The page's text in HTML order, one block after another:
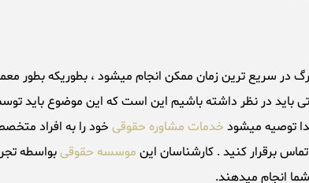
باید در نظر داشته باشیم این است که این موضوع باید
توصیه میشود خدمات مشاوره حقوقی خود را به افراد
تماس برقرار کنید . کارشناسان این موسسه حقوقیبواسطه
انجام میدهند.